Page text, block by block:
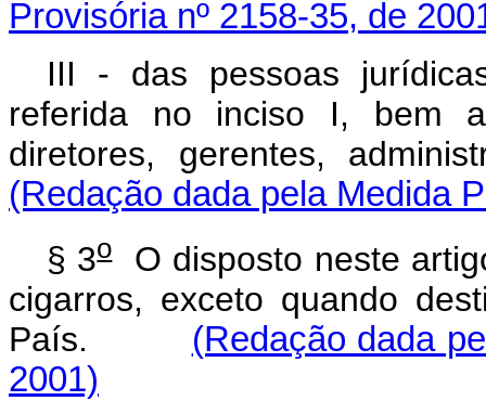
Provisória nº 2158-35, de
III - das pessoas
referida no inciso I, bem
diretores, gerentes,
(Redação dada pela Medida
§ 3oO disposto neste
cigarros, exceto quando
País. (Redação dada
2001)